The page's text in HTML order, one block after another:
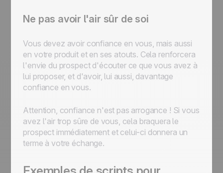
Ne pas avoir l'air sûr de soi
Vous devez avoir confiance en vous, mais aussi
en votre produit et en ses atouts. Cela renforcera
l'envie du prospect d'écouter ce que vous avez à
lui proposer, et d'avoir, lui aussi, davantage
confiance en vous.
Attention, confiance n'est pas arrogance ! Si vous
avez l'air trop sûre de vous, cela braquera le
prospect immédiatement et celui-ci donnera un
terme à votre échange.